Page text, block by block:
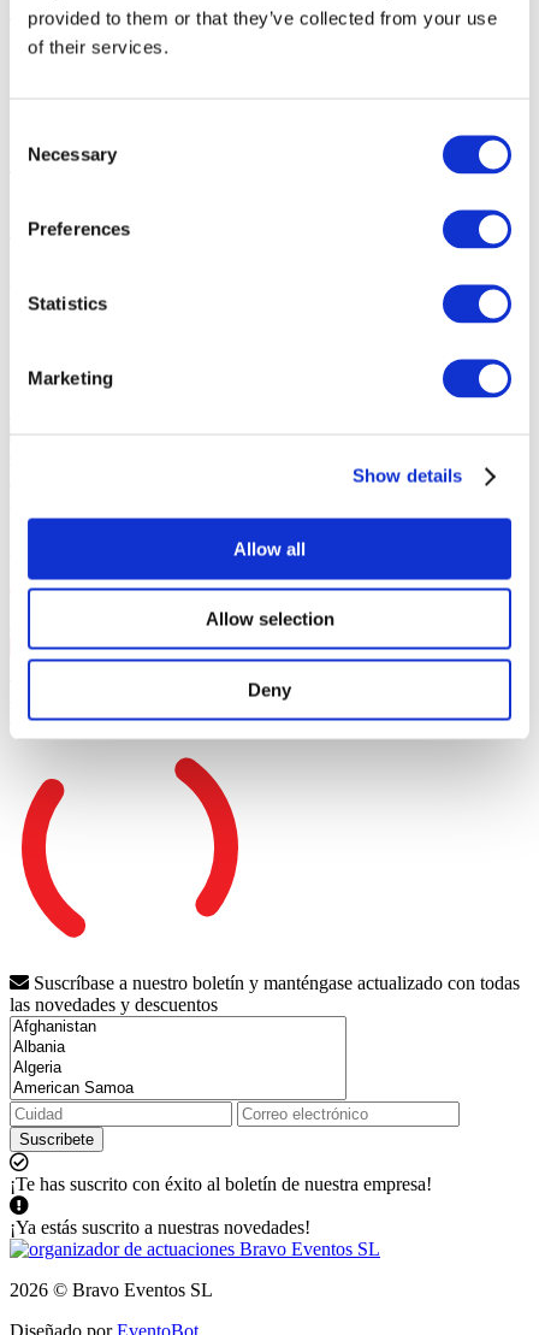
provided to them or that they’ve collected from your use
of their services.
Selection
Necessary
Preferences
Statistics
Marketing
Show details
Allow all
Allow selection
Deny
10:00
⁠JERRY HEIL, ⁠⁠KLAVDIA PETRIVNA, ⁠ODYSSАY
21 Aug Fri 18:00+ 4 даты
SOLD OUT
Suscríbase a nuestro boletín y manténgase actualizado con todas
las novedades y descuentos
Suscribete
¡Te has suscrito con éxito al boletín de nuestra empresa!
¡Ya estás suscrito a nuestras novedades!
2026 © Bravo Eventos SL